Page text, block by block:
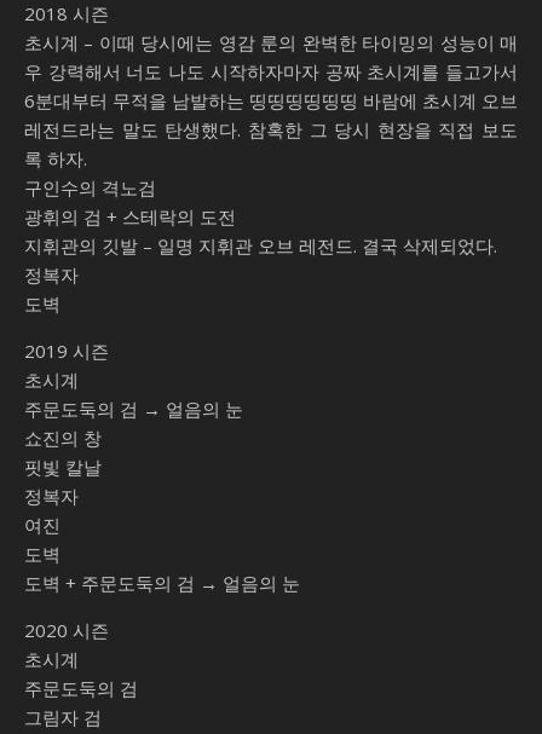
2018 시즌
초시계 – 이때 당시에는 영감 룬의 완벽한 타이밍의 성능이 매
우 강력해서 너도 나도 시작하자마자 공짜 초시계를 들고가서
6분대부터 무적을 남발하는 띵띵띵띵띵띵 바람에 초시계 오브
레전드라는 말도 탄생했다. 참혹한 그 당시 현장을 직접 보도
록 하자.
구인수의 격노검
광휘의 검 + 스테락의 도전
지휘관의 깃발 – 일명 지휘관 오브 레전드. 결국 삭제되었다.
정복자
도벽
2019 시즌
초시계
주문도둑의 검 → 얼음의 눈
쇼진의 창
핏빛 칼날
정복자
여진
도벽
도벽 + 주문도둑의 검 → 얼음의 눈
2020 시즌
초시계
주문도둑의 검
그림자 검